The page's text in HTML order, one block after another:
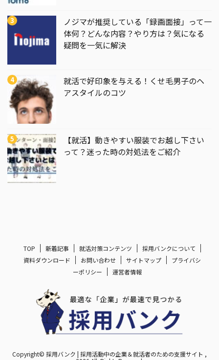
ノジマが推奨している「録画面接」って一
体何？どんな内容？やり方は？気になる
疑問を一気に解決
就活で好印象を与える！くせ毛男子のヘ
アスタイルのコツ
【就活】動きやすい服装でお越し下さい
って？迷った時の対処法をご紹介
TOP 新着記事 就活対策コンテンツ
採用バンクについて
資料ダウンロード
お問い合わせ サイトマップ
プライバシ
ーポリシー
運営者情報
Copyright© 採用バンク | 採用活動中の企業＆就活者のための支援サイト ,